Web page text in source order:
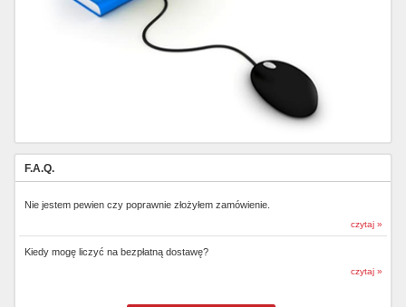
F.A.Q.
Nie jestem pewien czy poprawnie złożyłem zamówienie.
czytaj »
Kiedy mogę liczyć na bezpłatną dostawę?
czytaj »